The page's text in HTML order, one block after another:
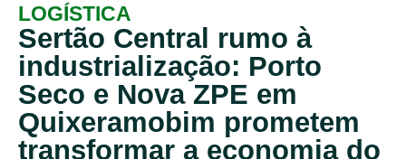
LOGÍSTICA
Sertão Central rumo à
industrialização: Porto
Seco e Nova ZPE em
Quixeramobim prometem
transformar a economia do